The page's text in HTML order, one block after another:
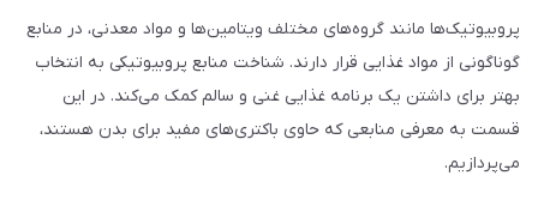
پروبیوتیک‌ها مانند گروه‌های مختلف ویتامین‌ها و مواد معدنی، در منابع
گوناگونی از مواد غذایی قرار دارند. شناخت منابع پروبیوتیکی به انتخاب
بهتر برای داشتن یک برنامه غذایی غنی و سالم کمک می‌کند. در این
قسمت به معرفی منابعی که حاوی باکتری‌های مفید برای بدن هستند،
می‌پردازیم.